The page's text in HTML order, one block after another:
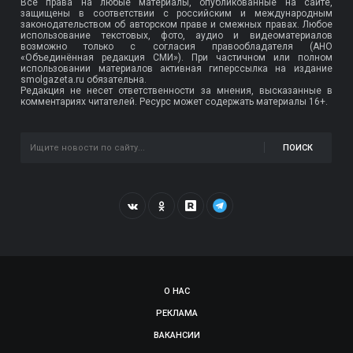
защищены в соответствии с российским и международным
законодательством об авторском праве и смежных правах. Любое
использование текстовых, фото, аудио и видеоматериалов
возможно только с согласия правообладателя (АНО
«Объединённая редакция СМИ»). При частичном или полном
использовании материалов активная гиперссылка на издание
smolgazeta.ru обязательна.
Редакция не несет ответственности за мнения, высказанные в
комментариях читателей. Ресурс может содержать материалы 16+.
ПОИСК
О НАС
РЕКЛАМА
ВАКАНСИИ